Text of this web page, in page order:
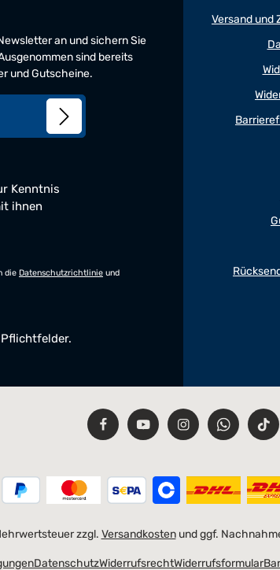
an und sichern Sie
sind bereits
und Gutscheine.
Kenntnis
ihnen
die Datenschutzrichtlinie und
Versand und
zzgl. Versandkostenund ggf.
DatenschutzWiderrufsrechtWiderrufsformular